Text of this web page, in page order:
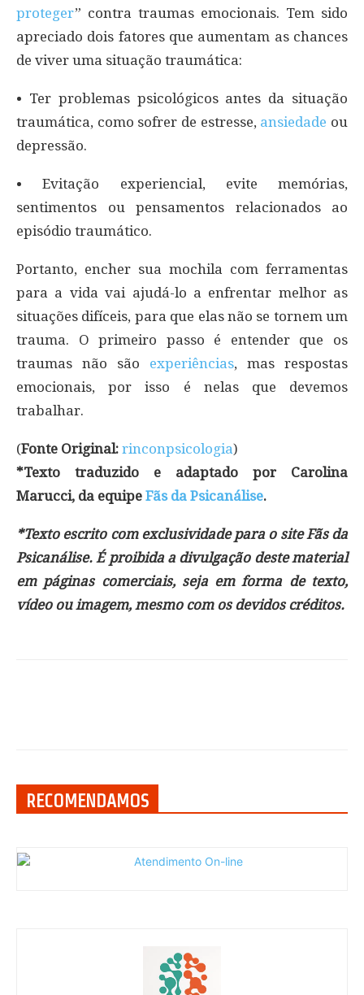
proteger” contra traumas emocionais. Tem sido
apreciado dois fatores que aumentam as chances
de viver uma situação traumática:
• Ter problemas psicológicos antes da situação
traumática, como sofrer de estresse, ansiedade ou
depressão.
• Evitação experiencial, evite memórias,
sentimentos ou pensamentos relacionados ao
episódio traumático.
Portanto, encher sua mochila com ferramentas
para a vida vai ajudá-lo a enfrentar melhor as
situações difíceis, para que elas não se tornem um
trauma. O primeiro passo é entender que os
traumas não são experiências, mas respostas
emocionais, por isso é nelas que devemos
trabalhar.
(Fonte Original: rinconpsicologia)
*Texto traduzido e adaptado por Carolina
Marucci, da equipe Fãs da Psicanálise.
*Texto escrito com exclusividade para o site Fãs da
Psicanálise. É proibida a divulgação deste material
em páginas comerciais, seja em forma de texto,
vídeo ou imagem, mesmo com os devidos créditos.
RECOMENDAMOS